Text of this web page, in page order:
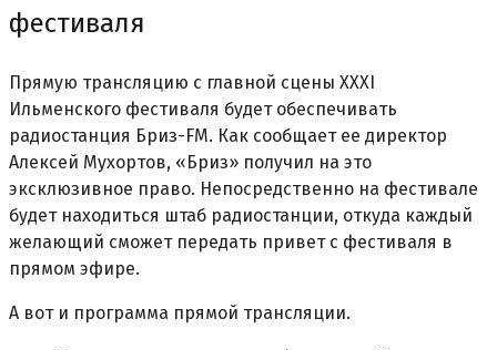
фестиваля
Прямую трансляцию с главной сцены XXXI
Ильменского фестиваля будет обеспечивать
радиостанция Бриз-FM. Как сообщает ее директор
Алексей Мухортов, «Бриз» получил на это
эксклюзивное право. Непосредственно на фестивале
будет находиться штаб радиостанции, откуда каждый
желающий сможет передать привет с фестиваля в
прямом эфире.
А вот и программа прямой трансляции.